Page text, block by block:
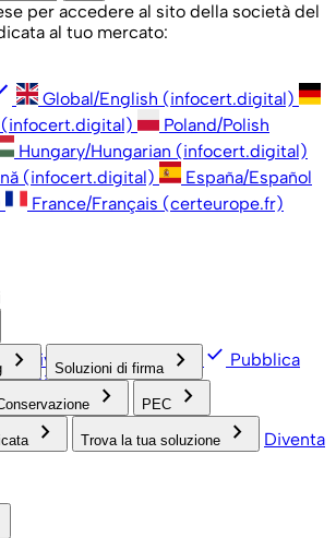
per accedere al sito della società del
al tuo mercato:
Global/English (infocert.digital)
(infocert.digital)
Poland/Polish
Hungary/Hungarian (infocert.digital)
(infocert.digital)
España/Español
France/Français (certeurope.fr)
e Privati Grandi Aziende check Pubblica
open_in_new
keyboard_arrow_right Soluzioni di firma keyboard_arrow_right
keyboard_arrow_right PEC keyboard_arrow_right
keyboard_arrow_right Trova la tua soluzione keyboard_arrow_right
Diventa